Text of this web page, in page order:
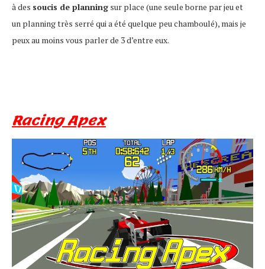
à des soucis de planning sur place (une seule borne par jeu et
un planning très serré qui a été quelque peu chamboulé), mais je
peux au moins vous parler de 3 d’entre eux.
Racing Apex